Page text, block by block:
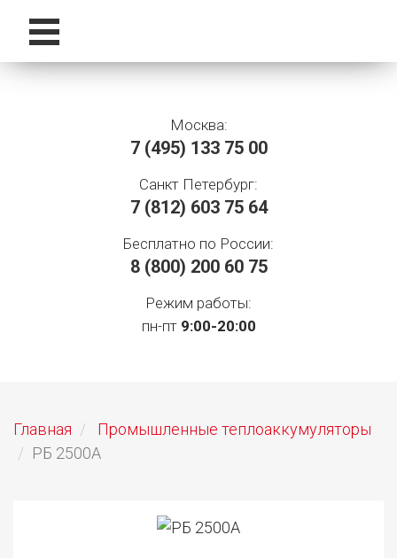
Москва:
7 (495) 133 75 00
Санкт Петербург:
7 (812) 603 75 64
Бесплатно по России:
8 (800) 200 60 75
Режим работы:
пн-пт 9:00-20:00
Главная
Промышленные теплоаккумуляторы
РБ 2500А